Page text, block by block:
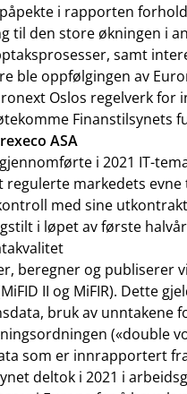
i rapporten
til den store økningen i
samt
ble oppfølgingen av
Oslos regelverk for
Finanstilsynets
ASA
i 2021 IT-
markedets
med sine
i løpet av første halvår
beregner og
II og MiFIR). Dette
bruk av
(«double
som er innrapportert
deltok i 2021 i